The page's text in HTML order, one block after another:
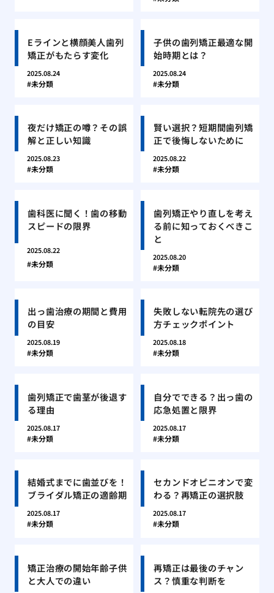
Eラインと横顔美人歯列
矯正がもたらす変化
2025.08.24
未分類
子供の歯列矯正最適な開
始時期とは？
2025.08.24
未分類
夜だけ矯正の噂？その誤
解と正しい知識
2025.08.23
未分類
賢い選択？短期間歯列矯
正で後悔しないために
2025.08.22
未分類
歯科医に聞く！歯の移動
スピードの限界
2025.08.22
未分類
歯列矯正やり直しを考え
る前に知っておくべきこ
と
2025.08.20
未分類
出っ歯治療の期間と費用
の目安
2025.08.19
未分類
失敗しない転院先の選び
方チェックポイント
2025.08.18
未分類
歯列矯正で歯茎が後退す
る理由
2025.08.17
未分類
自分でできる？出っ歯の
応急処置と限界
2025.08.17
未分類
結婚式までに歯並びを！
ブライダル矯正の適齢期
2025.08.17
未分類
セカンドオピニオンで変
わる？再矯正の選択肢
2025.08.17
未分類
矯正治療の開始年齢子供
と大人での違い
再矯正は最後のチャン
ス？慎重な判断を